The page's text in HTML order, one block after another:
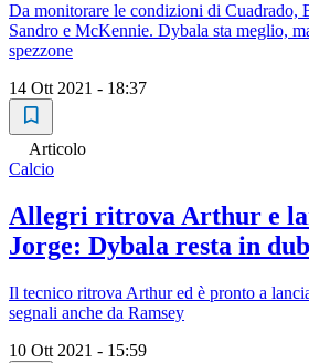
Da monitorare le condizioni di Cuadrado,
Sandro e McKennie. Dybala sta meglio,
spezzone
14 Ott 2021 - 18:37
Articolo
Calcio
Allegri ritrova Arthur e
Jorge: Dybala resta in
Il tecnico ritrova Arthur ed è pronto a
segnali anche da Ramsey
10 Ott 2021 - 15:59